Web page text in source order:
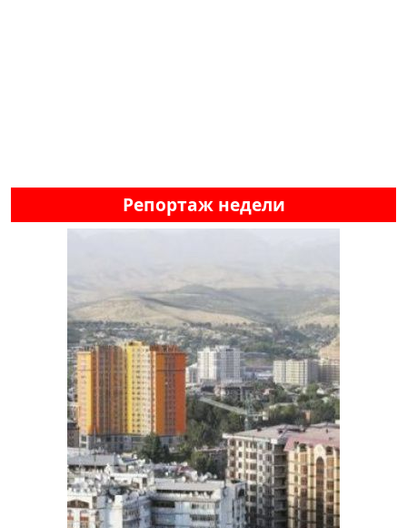
Репортаж недели